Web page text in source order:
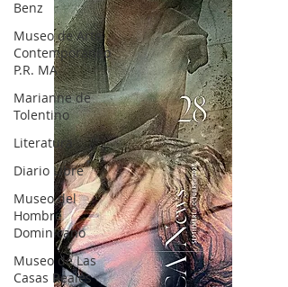
Benz
Museo de Arte
Contemporáneo
P.R. MA
Marianne de
Tolentino
Literatura
Diario Libre
Museo del
Hombre
Dominicano
Museo de Las
Casas Reales